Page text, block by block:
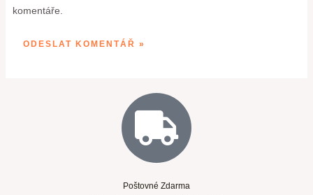
komentáře.
Poštovné Zdarma